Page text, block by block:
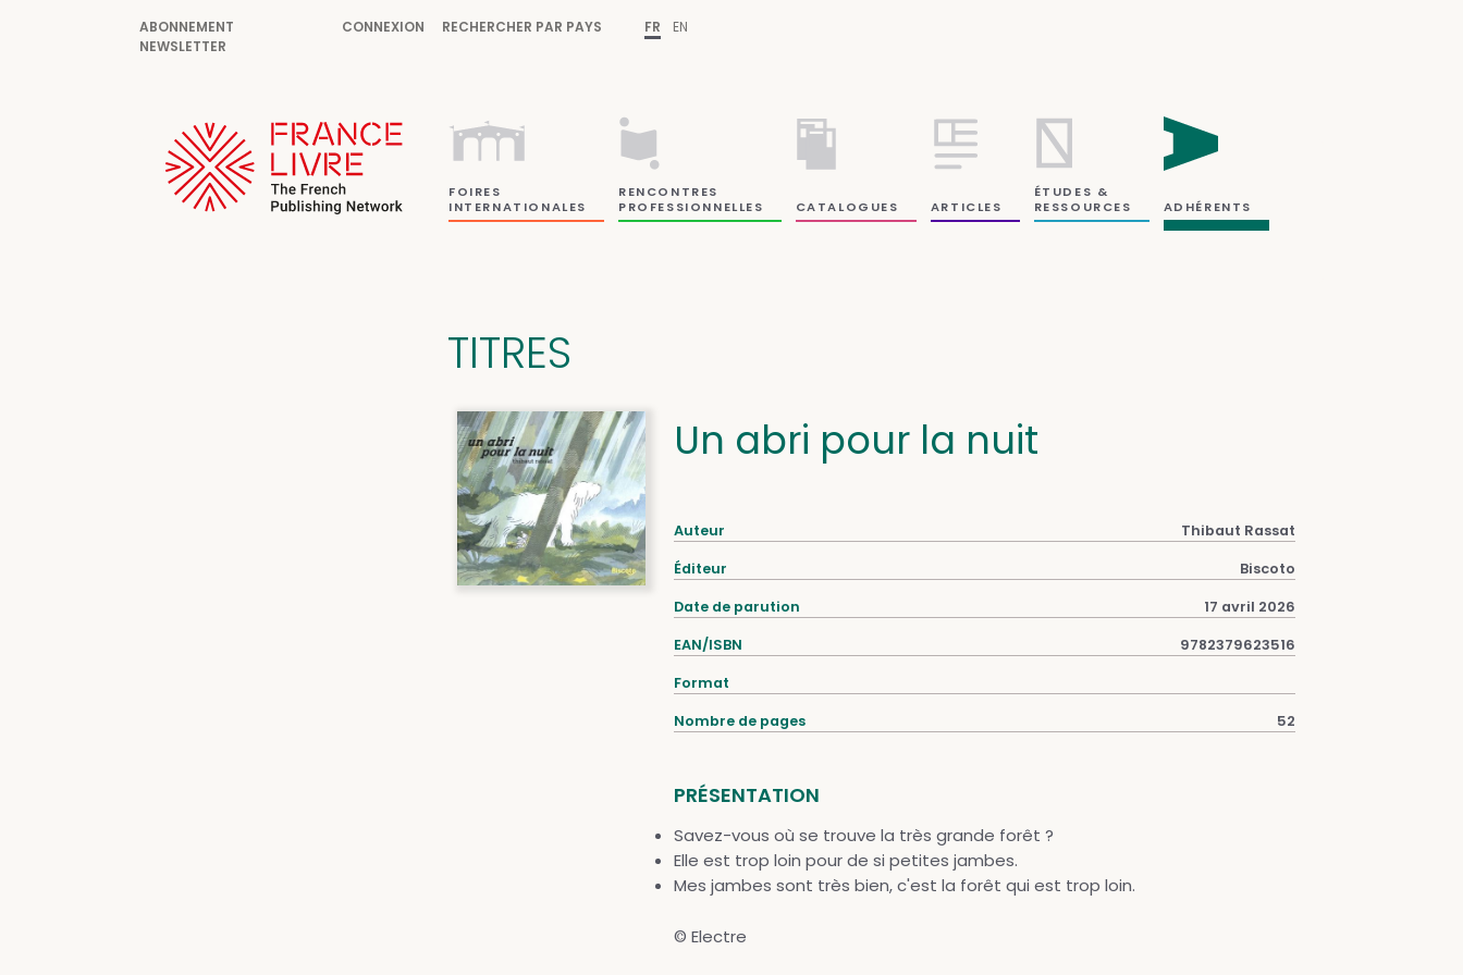
ABONNEMENT
NEWSLETTER
CONNEXION RECHERCHER PAR PAYS FR EN
FOIRES
INTERNATIONALES
RENCONTRES
PROFESSIONNELLES
CATALOGUES ARTICLES
ÉTUDES &
RESSOURCES
ADHÉRENTS
TITRES
Un abri pour la nuit
Auteur Thibaut Rassat
Éditeur Biscoto
Date de parution 17 avril 2026
EAN/ISBN 9782379623516
Format
Nombre de pages 52
PRÉSENTATION
Savez-vous où se trouve la très grande forêt ?
Elle est trop loin pour de si petites jambes.
Mes jambes sont très bien, c'est la forêt qui est trop loin.
© Electre